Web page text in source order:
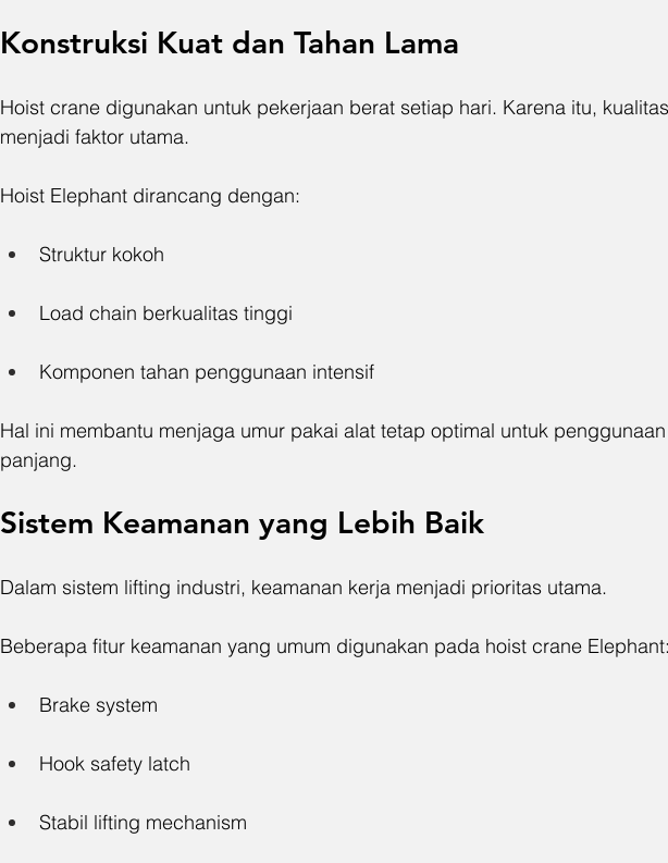
Konstruksi Kuat dan Tahan Lama
Hoist crane digunakan untuk pekerjaan berat setiap hari. Karena itu,
menjadi faktor utama.
Hoist Elephant dirancang dengan:
Struktur kokoh
Load chain berkualitas tinggi
Komponen tahan penggunaan intensif
Hal ini membantu menjaga umur pakai alat tetap optimal untuk
panjang.
Sistem Keamanan yang Lebih Baik
Dalam sistem lifting industri, keamanan kerja menjadi prioritas utama.
Beberapa fitur keamanan yang umum digunakan pada hoist crane Elephant:
Brake system
Hook safety latch
Stabil lifting mechanism